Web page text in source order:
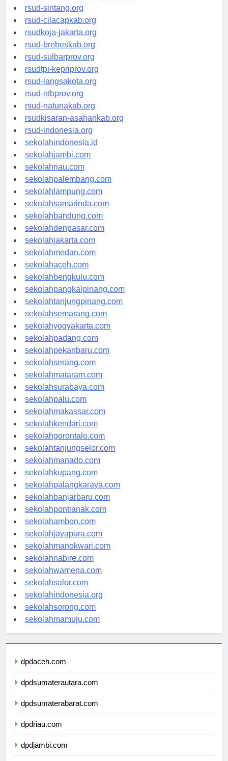
rsudrtnotopuro-sidoarjokab.org
rsud-sintang.org
rsud-cilacapkab.org
rsudkoja-jakarta.org
rsud-brebeskab.org
rsud-sulbarprov.org
rsudtpi-kepriprov.org
rsud-langsakota.org
rsud-ntbprov.org
rsud-natunakab.org
rsudkisaran-asahankab.org
rsud-indonesia.org
sekolahindonesia.id
sekolahjambi.com
sekolahriau.com
sekolahpalembang.com
sekolahlampung.com
sekolahsamarinda.com
sekolahbandung.com
sekolahdenpasar.com
sekolahjakarta.com
sekolahmedan.com
sekolahaceh.com
sekolahbengkulu.com
sekolahpangkalpinang.com
sekolahtanjungpinang.com
sekolahsemarang.com
sekolahyogyakarta.com
sekolahpadang.com
sekolahpekanbaru.com
sekolahserang.com
sekolahmataram.com
sekolahsurabaya.com
sekolahpalu.com
sekolahmakassar.com
sekolahkendari.com
sekolahgorontalo.com
sekolahtanjungselor.com
sekolahmanado.com
sekolahkupang.com
sekolahpalangkaraya.com
sekolahbanjarbaru.com
sekolahpontianak.com
sekolahambon.com
sekolahjayapura.com
sekolahmanokwari.com
sekolahnabire.com
sekolahwamena.com
sekolahsalor.com
sekolahindonesia.org
sekolahsorong.com